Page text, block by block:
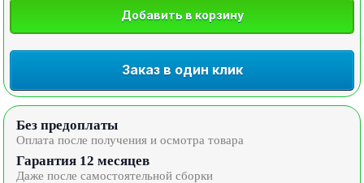
Добавить в корзину
Заказ в один клик
Без предоплаты
Оплата после получения и осмотра товара
Гарантия 12 месяцев
Даже после самостоятельной сборки